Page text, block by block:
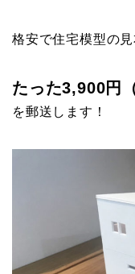
格安で住宅模型の
たった3,900円
を郵送します！